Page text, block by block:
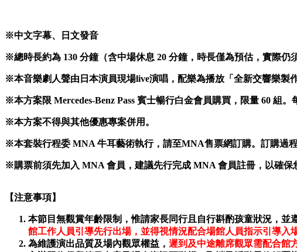
※中文字幕、日文發音
※總時長約為 130 分鐘（含中場休息 20 分鐘，時長僅為預估，實際仍
※本音樂劇人聲由日本演員現場live演唱，配樂為播放「全新交響樂製
※本方案限 Mercedes-Benz Pass 賓士暢行白金會員購買，限量 60 組。
※本方案不得與其他優惠專案併用。
※本套裝行程委 MNA 牛耳藝術執行，請至MNA售票網訂購。訂購過
※購票前須先加入 MNA 會員，建議先行完成 MNA 會員註冊，以確保
【注意事項】
本節目無觀賞年齡限制，惟請家長同行且自行斟酌孩童狀況，並
館工作人員引導先行出場，並得視情況配合場館人員指示引導入
為維護演出品質及場內觀眾權益， 遲到及中途離席觀眾需配合館